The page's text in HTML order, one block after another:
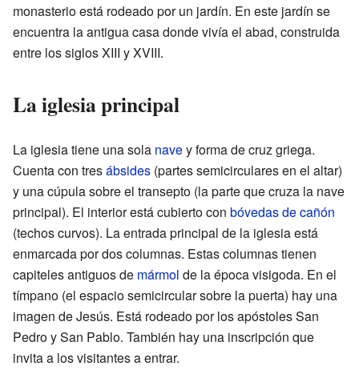
monasterio está rodeado por un jardín. En este jardín se
encuentra la antigua casa donde vivía el abad, construida
entre los siglos XIII y XVIII.
La iglesia principal
La iglesia tiene una sola navey forma de cruz griega.
Cuenta con tresábsides (partes semicirculares en el altar)
y una cúpula sobre el transepto (la parte que cruza la nave
principal). El interior está cubierto con bóvedas de cañón
(techos curvos). La entrada principal de la iglesia está
enmarcada por dos columnas. Estas columnas tienen
capiteles antiguos de mármol de la época visigoda. En el
tímpano (el espacio semicircular sobre la puerta) hay una
imagen de Jesús. Está rodeado por los apóstoles San
Pedro y San Pablo. También hay una inscripción que
invita a los visitantes a entrar.